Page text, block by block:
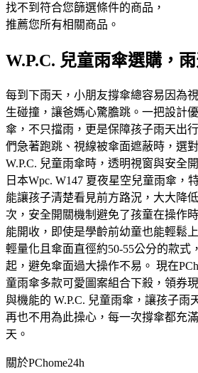
找不到符合您篩選條件的商品，
推薦您所有相關商品。
W.P.C. 兒童雨傘選購，
每到下雨天，小朋友撐傘總容易因為
生碰撞，讓爸媽心驚膽跳。一把設計
傘，不只擋雨，更是保障孩子雨天出
們急著跑跳、視線被傘面遮蔽時，選
W.P.C. 兒童雨傘時，透明視窗與安全
日本Wpc. W147 夏夜星空兒童雨傘，
能讓孩子清楚看見前方路況，大大降
次，安全開關機制避免了孩童在操作
能開收，即使是學齡前幼童也能輕鬆
輕量化且傘面直徑約50-55公分的款式
起，避免傘面過大操作不易。 現在
童雨傘多款可愛圖案組合下殺，領券
與機能的 W.P.C. 兒童雨傘，讓孩子雨
再也不用為此操心，每一次撐傘都充
天。
關於PChome24h